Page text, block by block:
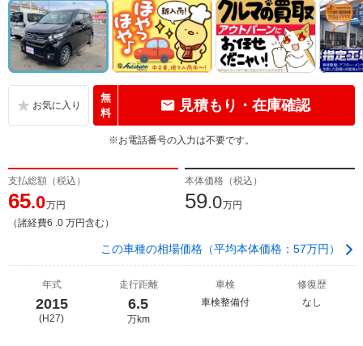
無
料
見積もり・在庫確認
※お電話番号の入力は不要です。
支払総額（税込）
65.0万円
（諸経費6 .0 万円含む）
本体価格（税込）
59.0万円
この車種の相場価格（平均本体価格：57万円）
年式
2015
(H27)
走行距離
6.5
万km
車検
車検整備付
修復歴
なし